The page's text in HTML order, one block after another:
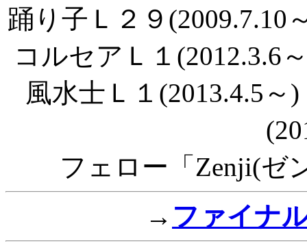
踊り子Ｌ２９(2009.7.10
コルセアＬ１(2012.3.6
風水士Ｌ１(2013.4.5
フェロー「Zenji(ゼ
→ ファイナ